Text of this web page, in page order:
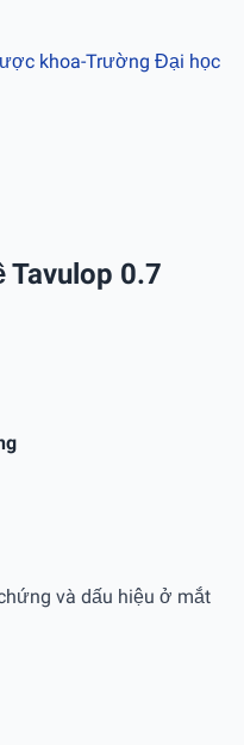
khoa-Trường Đại học
Tavulop 0.7
và dấu hiệu ở mắt